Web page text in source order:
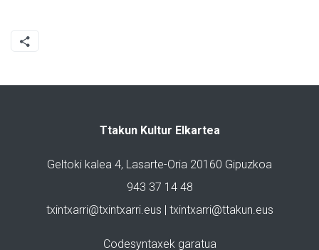
Ttakun Kultur Elkartea
Geltoki kalea 4, Lasarte-Oria 20160 Gipuzkoa
943 37 14 48
txintxarri@txintxarri.eus | txintxarri@ttakun.eus
Codesyntaxek garatua